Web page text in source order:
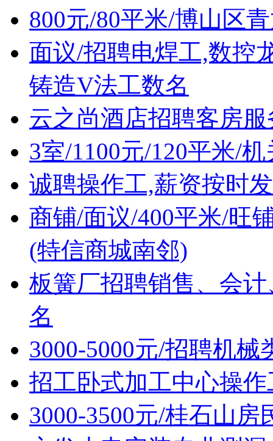
800元/80平米/博山区
面议/招聘电焊工,数控
铸造V法工数名
云之尚酒店招聘客房
3室/1100元/120平米/
诚聘操作工,薪资按时
商铺/面议/400平米/旺
(特信商城南邻)
板簧厂招聘销售、会
名
3000-5000元/招聘机械
招工卧式加工中心操
3000-3500元/桂石山